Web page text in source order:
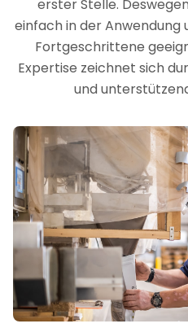
erster Stelle.
einfach in der Anwendung
Fortgeschrittene
Expertise zeichnet sich
und